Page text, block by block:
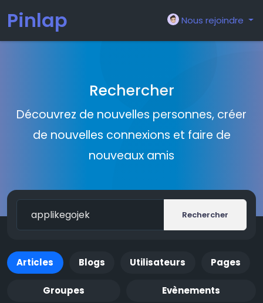
Pinlap Nous rejoindre
Rechercher
Découvrez de nouvelles personnes, créer
de nouvelles connexions et faire de
nouveaux amis
Rechercher
Articles Blogs Utilisateurs Pages
Groupes Evènements